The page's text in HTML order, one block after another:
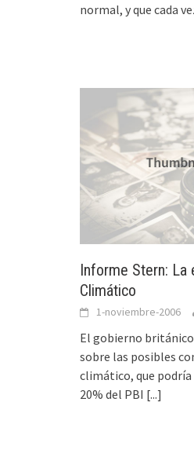
normal, y que cada
Informe Stern: La
Climático
1-noviembre-2006
El gobierno
sobre las posibles
climático, que
20% del PBI [...]